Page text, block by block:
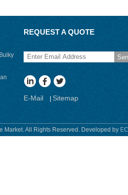
REQUEST A QUOTE
E-Mail | Sitemap
All Rights Reserved. Developed by